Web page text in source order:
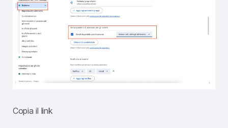
Copia il link